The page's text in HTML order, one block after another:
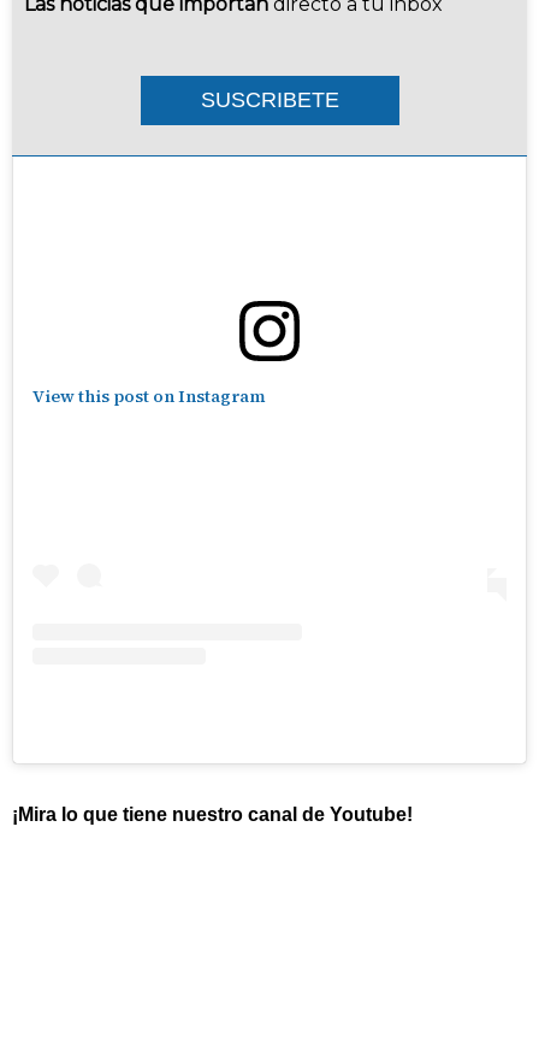
SUSCRIBETE
View this post on Instagram
¡Mira lo que tiene nuestro canal de Youtube!